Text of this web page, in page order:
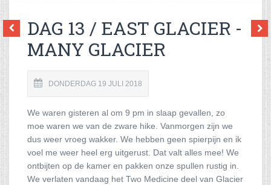
DAG 13 / EAST GLACIER -
MANY GLACIER
DONDERDAG 19 JULI 2018
We waren gisteren al om 9 pm in slaap gevallen, zo
moe waren we van de zware hike. Vanmorgen zijn we
dus weer vroeg wakker. We hebben geen spierpijn en ik
voel me weer heel erg uitgerust. Dat valt alles mee! We
ontbijten op de kamer en pakken onze spullen rustig in.
We verlaten vandaag het Two Medicine deel van Glacier